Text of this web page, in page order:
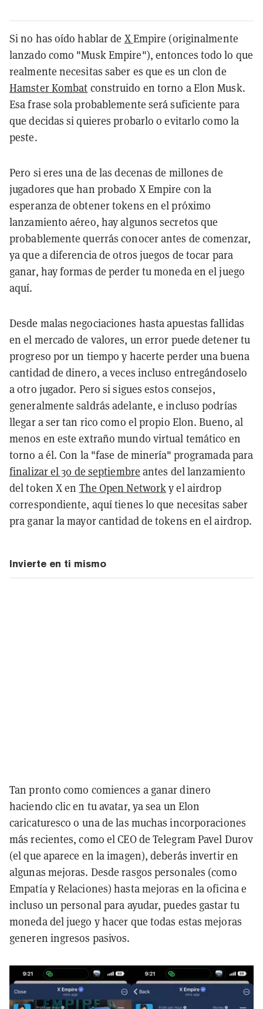
Si no has oído hablar de XEmpire (originalmente
lanzado como "Musk Empire"), entonces todo lo que
realmente necesitas saber es que es un clon de
Hamster Kombat construido en torno a Elon Musk.
Esa frase sola probablemente será suficiente para
que decidas si quieres probarlo o evitarlo como la
peste.
Pero si eres una de las decenas de millones de
jugadores que han probado X Empire con la
esperanza de obtener tokens en el próximo
lanzamiento aéreo, hay algunos secretos que
probablemente querrás conocer antes de comenzar,
ya que a diferencia de otros juegos de tocar para
ganar, hay formas de perder tu moneda en el juego
aquí.
Desde malas negociaciones hasta apuestas fallidas
en el mercado de valores, un error puede detener tu
progreso por un tiempo y hacerte perder una buena
cantidad de dinero, a veces incluso entregándoselo
a otro jugador. Pero si sigues estos consejos,
generalmente saldrás adelante, e incluso podrías
llegar a ser tan rico como el propio Elon. Bueno, al
menos en este extraño mundo virtual temático en
torno a él. Con la "fase de minería" programada para
finalizar el 30 de septiembre antes del lanzamiento
del token X en The Open Networky el airdrop
correspondiente, aquí tienes lo que necesitas saber
pra ganar la mayor cantidad de tokens en el airdrop.
Invierte en ti mismo
Tan pronto como comiences a ganar dinero
haciendo clic en tu avatar, ya sea un Elon
caricaturesco o una de las muchas incorporaciones
más recientes, como el CEO de Telegram Pavel Durov
(el que aparece en la imagen), deberás invertir en
algunas mejoras. Desde rasgos personales (como
Empatía y Relaciones) hasta mejoras en la oficina e
incluso un personal para ayudar, puedes gastar tu
moneda del juego y hacer que todas estas mejoras
generen ingresos pasivos.